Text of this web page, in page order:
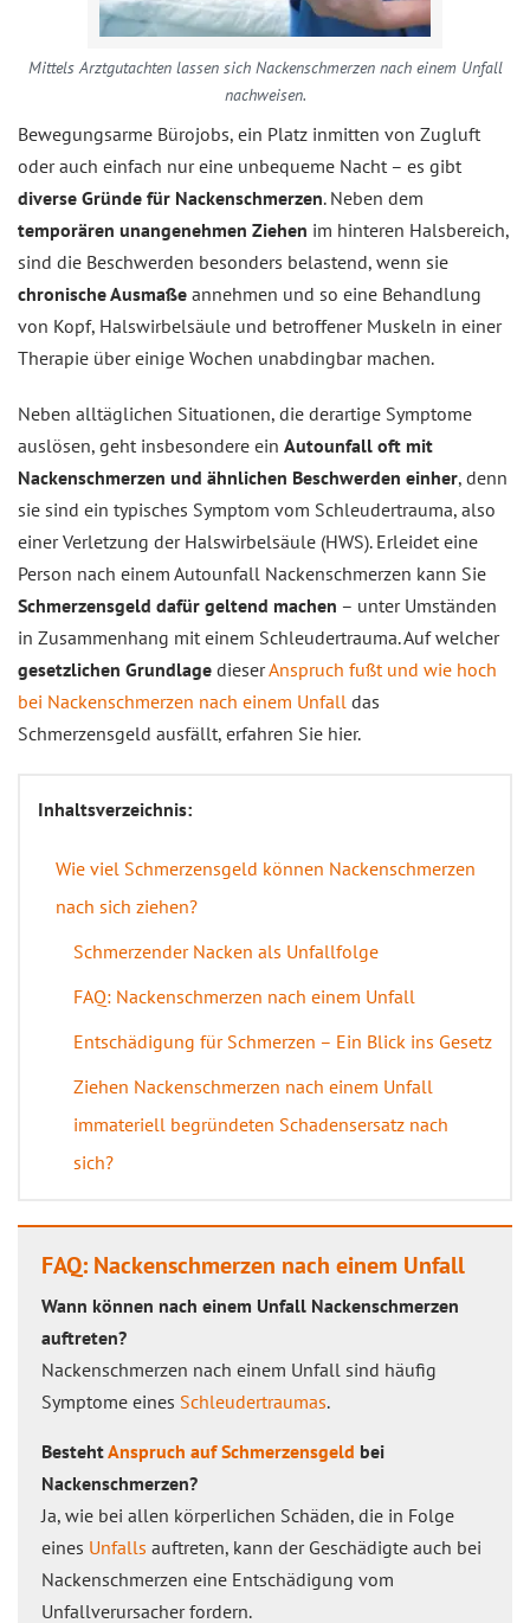
Mittels Arztgutachten lassen sich Nackenschmerzen nach einem Unfall
nachweisen.
Bewegungsarme Bürojobs, ein Platz inmitten von Zugluft
oder auch einfach nur eine unbequeme Nacht – es gibt
diverse Gründe für Nackenschmerzen. Neben dem
temporären unangenehmen Ziehen im hinteren Halsbereich,
sind die Beschwerden besonders belastend, wenn sie
chronische Ausmaße annehmen und so eine Behandlung
von Kopf, Halswirbelsäule und betroffener Muskeln in einer
Therapie über einige Wochen unabdingbar machen.
Neben alltäglichen Situationen, die derartige Symptome
auslösen, geht insbesondere ein Autounfall oft mit
Nackenschmerzen und ähnlichen Beschwerden einher, denn
sie sind ein typisches Symptom vom Schleudertrauma, also
einer Verletzung der Halswirbelsäule (HWS). Erleidet eine
Person nach einem Autounfall Nackenschmerzen kann Sie
Schmerzensgeld dafür geltend machen – unter Umständen
in Zusammenhang mit einem Schleudertrauma. Auf welcher
gesetzlichen Grundlage dieserAnspruch fußt und wie hoch
bei Nackenschmerzen nach einem Unfall das
Schmerzensgeld ausfällt, erfahren Sie hier.
Inhaltsverzeichnis:
Wie viel Schmerzensgeld können Nackenschmerzen
nach sich ziehen?
Schmerzender Nacken als Unfallfolge
FAQ: Nackenschmerzen nach einem Unfall
Entschädigung für Schmerzen – Ein Blick ins Gesetz
Ziehen Nackenschmerzen nach einem Unfall
immateriell begründeten Schadensersatz nach
sich?
FAQ: Nackenschmerzen nach einem Unfall
Wann können nach einem Unfall Nackenschmerzen
auftreten?
Nackenschmerzen nach einem Unfall sind häufig
Symptome eines Schleudertraumas.
BestehtAnspruch auf Schmerzensgeld bei
Nackenschmerzen?
Ja, wie bei allen körperlichen Schäden, die in Folge
eines Unfalls auftreten, kann der Geschädigte auch bei
Nackenschmerzen eine Entschädigung vom
Unfallverursacher fordern.